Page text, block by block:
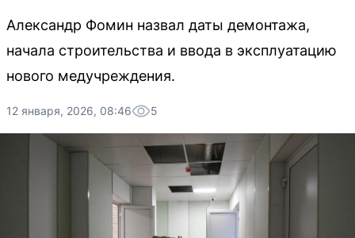
Александр Фомин назвал даты демонтажа,
начала строительства и ввода в эксплуатацию
нового медучреждения.
12 января, 2026, 08:46 5